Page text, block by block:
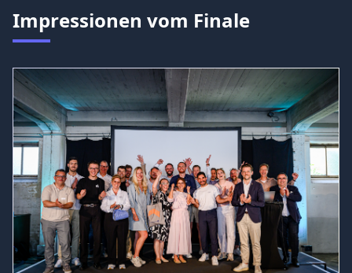
Impressionen vom Finale